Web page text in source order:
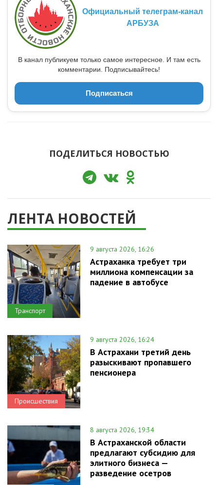
Официальный телеграм-канал
АРБУЗА
В канал публикуем только самое интересное. И там есть
комментарии. Подписывайтесь!
Подписаться
ПОДЕЛИТЬСЯ НОВОСТЬЮ
ЛЕНТА НОВОСТЕЙ
Транспорт
9 августа 2026, 16:26
Астраханка требует три
миллиона компенсации за
падение в автобусе
Происшествия
9 августа 2026, 16:24
В Астрахани третий день
разыскивают пропавшего
пенсионера
8 августа 2026, 19:34
В Астраханской области
предлагают субсидию для
элитного бизнеса —
разведение осетров